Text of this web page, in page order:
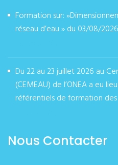
Formation sur:
réseau d’eau » du 03/08/
Du 22 au 23 juillet 2026 au
(CEMEAU) de l’ONEA a eu
référentiels de formation des
Nous Contacter